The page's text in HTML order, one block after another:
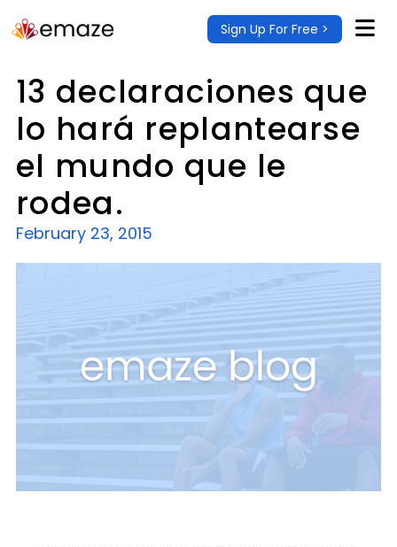
Sign Up For Free >
13 declaraciones que
lo hará replantearse
el mundo que le
rodea.
February 23, 2015